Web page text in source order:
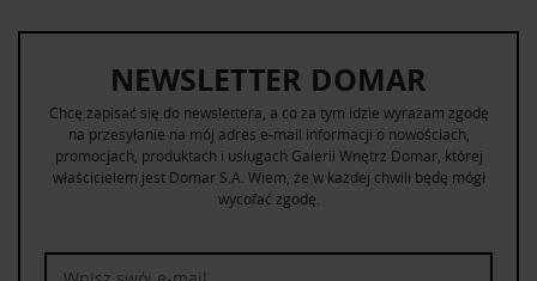
NEWSLETTER DOMAR
Chcę zapisać się do newslettera, a co za tym idzie wyrażam zgodę
na przesyłanie na mój adres e-mail informacji o nowościach,
promocjach, produktach i usługach Galerii Wnętrz Domar, której
właścicielem jest Domar S.A. Wiem, że w każdej chwili będę mógł
wycofać zgodę.